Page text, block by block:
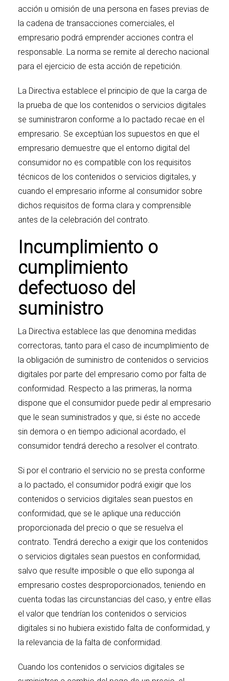
acción u omisión de una persona en fases previas de
la cadena de transacciones comerciales, el
empresario podrá emprender acciones contra el
responsable. La norma se remite al derecho nacional
para el ejercicio de esta acción de repetición.
La Directiva establece el principio de que la carga de
la prueba de que los contenidos o servicios digitales
se suministraron conforme a lo pactado recae en el
empresario. Se exceptúan los supuestos en que el
empresario demuestre que el entorno digital del
consumidor no es compatible con los requisitos
técnicos de los contenidos o servicios digitales, y
cuando el empresario informe al consumidor sobre
dichos requisitos de forma clara y comprensible
antes de la celebración del contrato.
Incumplimiento o
cumplimiento
defectuoso del
suministro
La Directiva establece las que denomina medidas
correctoras, tanto para el caso de incumplimiento de
la obligación de suministro de contenidos o servicios
digitales por parte del empresario como por falta de
conformidad. Respecto a las primeras, la norma
dispone que el consumidor puede pedir al empresario
que le sean suministrados y que, si éste no accede
sin demora o en tiempo adicional acordado, el
consumidor tendrá derecho a resolver el contrato.
Si por el contrario el servicio no se presta conforme
a lo pactado, el consumidor podrá exigir que los
contenidos o servicios digitales sean puestos en
conformidad, que se le aplique una reducción
proporcionada del precio o que se resuelva el
contrato. Tendrá derecho a exigir que los contenidos
o servicios digitales sean puestos en conformidad,
salvo que resulte imposible o que ello suponga al
empresario costes desproporcionados, teniendo en
cuenta todas las circunstancias del caso, y entre ellas
el valor que tendrían los contenidos o servicios
digitales si no hubiera existido falta de conformidad, y
la relevancia de la falta de conformidad.
Cuando los contenidos o servicios digitales se